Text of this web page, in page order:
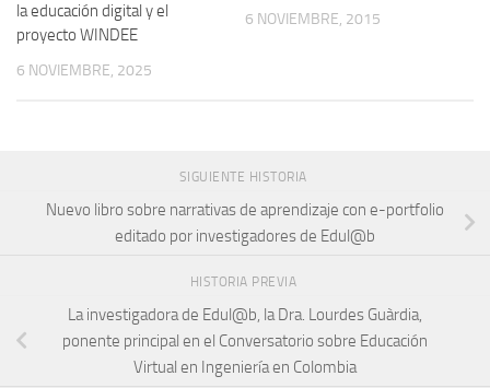
la educación digital y el
proyecto WINDEE
6 NOVIEMBRE, 2025
6 NOVIEMBRE, 2015
SIGUIENTE HISTORIA
Nuevo libro sobre narrativas de aprendizaje con e-portfolio
editado por investigadores de Edul@b
HISTORIA PREVIA
La investigadora de Edul@b, la Dra. Lourdes Guàrdia,
ponente principal en el Conversatorio sobre Educación
Virtual en Ingeniería en Colombia